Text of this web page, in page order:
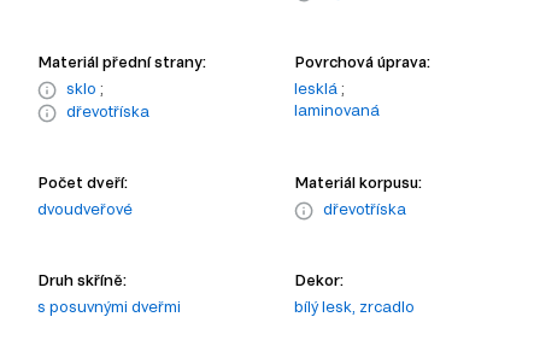
Materiál přední strany:
sklo ;
dřevotříska
Povrchová úprava:
lesklá ;
laminovaná
Počet dveří:
dvoudveřové
Materiál korpusu:
dřevotříska
Druh skříně:
s posuvnými dveřmi
Dekor:
bílý lesk, zrcadlo